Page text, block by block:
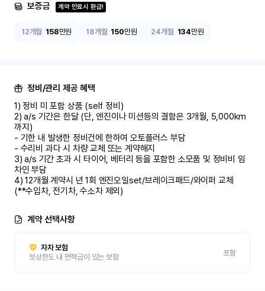
보증금 계약 만료시 환급!
12개월 158만원 18개월 150만원 24개월 134만원
정비/관리 제공 혜택
1) 정비 미 포함 상품 (self 정비)
2) a/s 기간은 한달 (단, 엔진이나 미션등의 결함은 3개월, 5,000km
까지)
- 기한 내 발생한 정비건에 한하여 오토플러스 부담
- 수리비 과다 시 차량 교체 또는 계약해지
3) a/s 기간 초과 시 타이어, 베터리 등을 포함한 소모품 및 정비비 임
차인 부담
4) 12개월 계약시 년 1회 엔진오일set/브레이크패드/와이퍼 교체
(**수입차, 전기차, 수소차 제외)
계약 선택사항
자차 보험
보상한도 내 면책금이 있는 보험
포함